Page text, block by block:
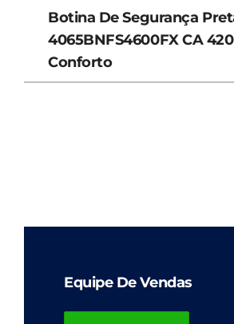
Botina De Segurança
4065BNFS4600FX CA
Conforto
Equipe De Vendas